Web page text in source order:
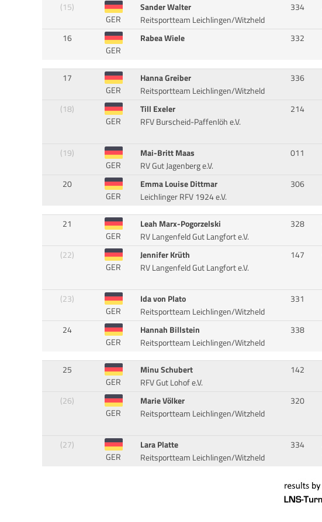
(15)
GER
Sander Walter
Reitsportteam Leichlingen/Witzheld
334
16
GER
Rabea Wiele 332
17
GER
Hanna Greiber
Reitsportteam Leichlingen/Witzheld
336
(18)
GER
Till Exeler
RFV Burscheid-Paffenlöh e.V.
214
(19)
GER
Mai-Britt Maas
RV Gut Jagenberg e.V.
011
20
GER
Emma Louise Dittmar
Leichlinger RFV 1924 e.V.
306
21
GER
Leah Marx-Pogorzelski
RV Langenfeld Gut Langfort e.V.
328
(22)
GER
Jennifer Krüth
RV Langenfeld Gut Langfort e.V.
147
(23)
GER
Ida von Plato
Reitsportteam Leichlingen/Witzheld
331
24
GER
Hannah Billstein
Reitsportteam Leichlingen/Witzheld
338
25
GER
Minu Schubert
RFV Gut Lohof e.V.
142
(26)
GER
Marie Völker
Reitsportteam Leichlingen/Witzheld
320
(27)
GER
Lara Platte
Reitsportteam Leichlingen/Witzheld
334